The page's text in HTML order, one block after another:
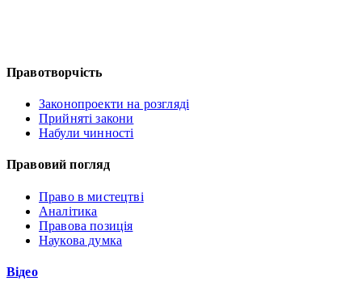
Правотворчість
Законопроекти на розгляді
Прийняті закони
Набули чинності
Правовий погляд
Право в мистецтві
Аналітика
Правова позиція
Наукова думка
Відео